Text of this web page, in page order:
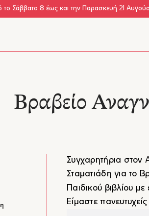
το Σάββατο 8 έως και την Παρασκευή 21
Βραβείο
Συγχαρητήρια στον
Σταματιάδη για το
Παιδικού βιβλίου
Είμαστε